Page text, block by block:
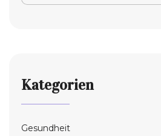
Kategorien
Gesundheit